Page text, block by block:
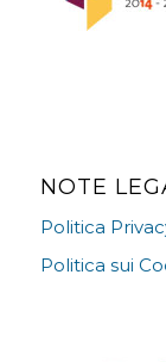
NOTE
Politica
Politica sui